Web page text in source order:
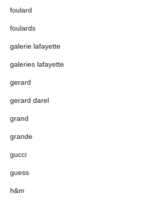
foulard
foulards
galerie lafayette
galeries lafayette
gerard
gerard darel
grand
grande
gucci
guess
h&m